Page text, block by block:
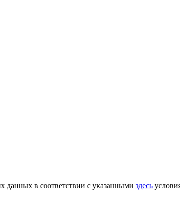
данных в соответствии с указанными здесь